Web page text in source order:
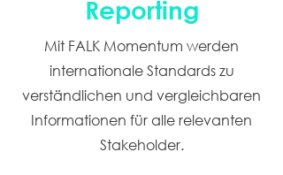
Reporting
Mit FALK Momentum werden
internationale Standards zu
verständlichen und vergleichbaren
Informationen für alle relevanten
Stakeholder.